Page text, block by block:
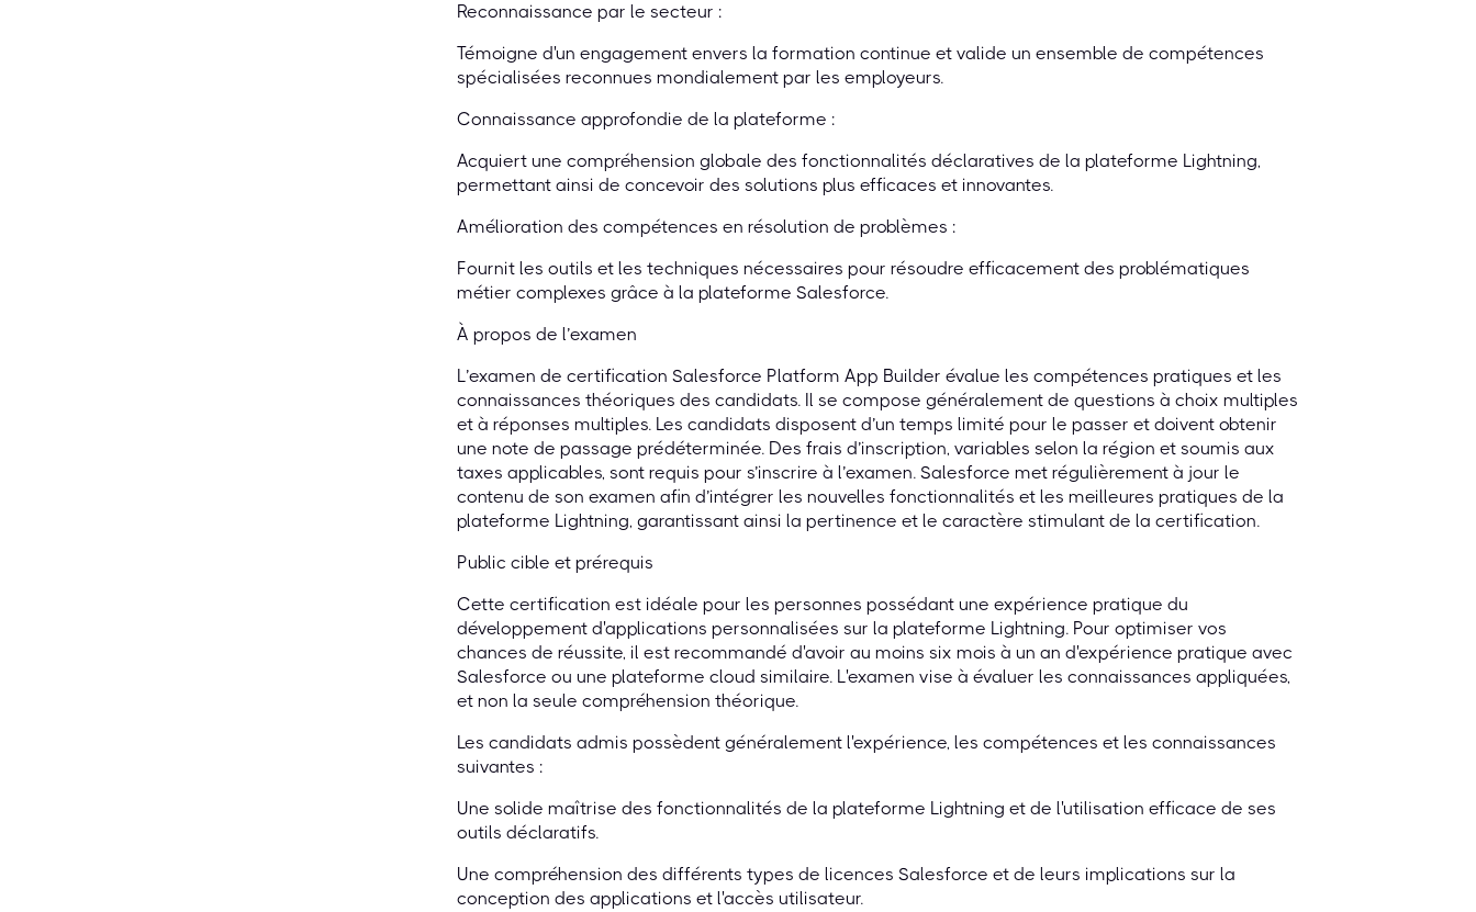
Reconnaissance par le secteur :
Témoigne d'un engagement envers la formation continue et valide un ensemble de compétences
spécialisées reconnues mondialement par les employeurs.
Connaissance approfondie de la plateforme :
Acquiert une compréhension globale des fonctionnalités déclaratives de la plateforme Lightning,
permettant ainsi de concevoir des solutions plus efficaces et innovantes.
Amélioration des compétences en résolution de problèmes :
Fournit les outils et les techniques nécessaires pour résoudre efficacement des problématiques
métier complexes grâce à la plateforme Salesforce.
À propos de l’examen
L’examen de certification Salesforce Platform App Builder évalue les compétences pratiques et les
connaissances théoriques des candidats. Il se compose généralement de questions à choix multiples
et à réponses multiples. Les candidats disposent d’un temps limité pour le passer et doivent obtenir
une note de passage prédéterminée. Des frais d’inscription, variables selon la région et soumis aux
taxes applicables, sont requis pour s’inscrire à l’examen. Salesforce met régulièrement à jour le
contenu de son examen afin d’intégrer les nouvelles fonctionnalités et les meilleures pratiques de la
plateforme Lightning, garantissant ainsi la pertinence et le caractère stimulant de la certification.
Public cible et prérequis
Cette certification est idéale pour les personnes possédant une expérience pratique du
développement d'applications personnalisées sur la plateforme Lightning. Pour optimiser vos
chances de réussite, il est recommandé d'avoir au moins six mois à un an d'expérience pratique avec
Salesforce ou une plateforme cloud similaire. L'examen vise à évaluer les connaissances appliquées,
et non la seule compréhension théorique.
Les candidats admis possèdent généralement l'expérience, les compétences et les connaissances
suivantes :
Une solide maîtrise des fonctionnalités de la plateforme Lightning et de l'utilisation efficace de ses
outils déclaratifs.
Une compréhension des différents types de licences Salesforce et de leurs implications sur la
conception des applications et l'accès utilisateur.